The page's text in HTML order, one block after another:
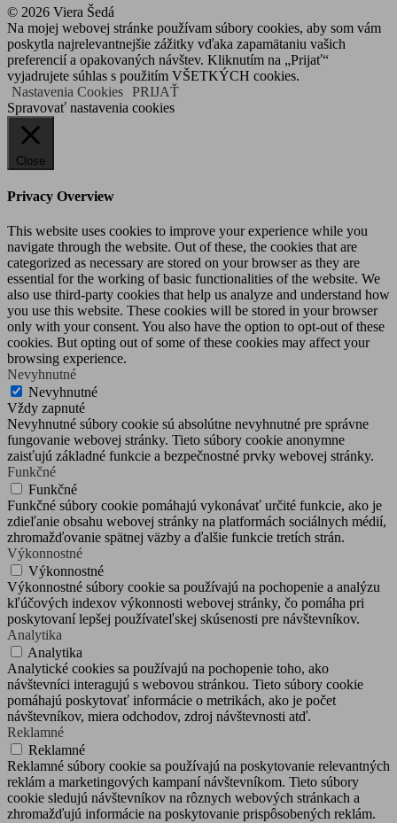
© 2026 Viera Šedá
Na mojej webovej stránke používam súbory cookies, aby som vám
poskytla najrelevantnejšie zážitky vďaka zapamätaniu vašich
preferencií a opakovaných návštev. Kliknutím na „Prijať“
vyjadrujete súhlas s použitím VŠETKÝCH cookies.
Nastavenia Cookies PRIJAŤ
Spravovať nastavenia cookies
Close
Privacy Overview
This website uses cookies to improve your experience while you
navigate through the website. Out of these, the cookies that are
categorized as necessary are stored on your browser as they are
essential for the working of basic functionalities of the website. We
also use third-party cookies that help us analyze and understand how
you use this website. These cookies will be stored in your browser
only with your consent. You also have the option to opt-out of these
cookies. But opting out of some of these cookies may affect your
browsing experience.
Nevyhnutné
Nevyhnutné
Vždy zapnuté
Nevyhnutné súbory cookie sú absolútne nevyhnutné pre správne
fungovanie webovej stránky. Tieto súbory cookie anonymne
zaisťujú základné funkcie a bezpečnostné prvky webovej stránky.
Funkčné
Funkčné
Funkčné súbory cookie pomáhajú vykonávať určité funkcie, ako je
zdieľanie obsahu webovej stránky na platformách sociálnych médií,
zhromažďovanie spätnej väzby a ďalšie funkcie tretích strán.
Výkonnostné
Výkonnostné
Výkonnostné súbory cookie sa používajú na pochopenie a analýzu
kľúčových indexov výkonnosti webovej stránky, čo pomáha pri
poskytovaní lepšej používateľskej skúsenosti pre návštevníkov.
Analytika
Analytika
Analytické cookies sa používajú na pochopenie toho, ako
návštevníci interagujú s webovou stránkou. Tieto súbory cookie
pomáhajú poskytovať informácie o metrikách, ako je počet
návštevníkov, miera odchodov, zdroj návštevnosti atď.
Reklamné
Reklamné
Reklamné súbory cookie sa používajú na poskytovanie relevantných
reklám a marketingových kampaní návštevníkom. Tieto súbory
cookie sledujú návštevníkov na rôznych webových stránkach a
zhromažďujú informácie na poskytovanie prispôsobených reklám.